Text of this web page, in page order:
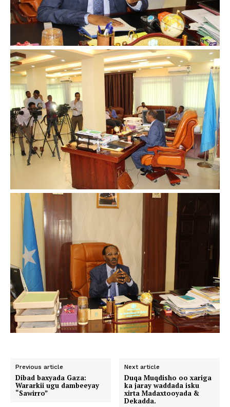
Previous article
Dibad baxyada Gaza:
Wararkii ugu dambeeyay
“Sawirro”
Next article
Duqa Muqdisho oo xariga
ka jaray waddada isku
xirta Madaxtooyada &
Dekadda.